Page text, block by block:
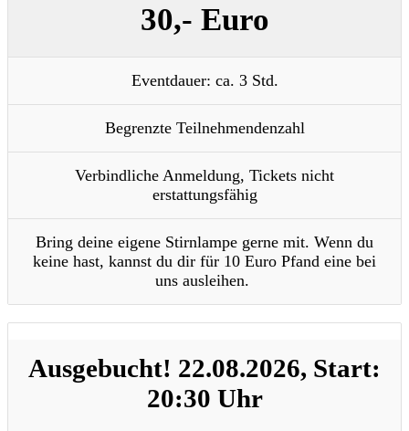
30,- Euro
Eventdauer: ca. 3 Std.
Begrenzte Teilnehmendenzahl
Verbindliche Anmeldung, Tickets nicht
erstattungsfähig
Bring deine eigene Stirnlampe gerne mit. Wenn du
keine hast, kannst du dir für 10 Euro Pfand eine bei
uns ausleihen.
Ausgebucht! 22.08.2026, Start:
20:30 Uhr